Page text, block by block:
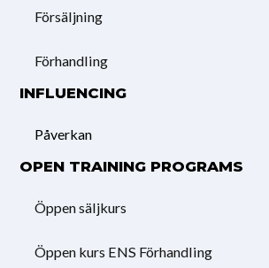
Försäljning
Förhandling
INFLUENCING
Påverkan
OPEN TRAINING PROGRAMS
Öppen säljkurs
Öppen kurs ENS Förhandling